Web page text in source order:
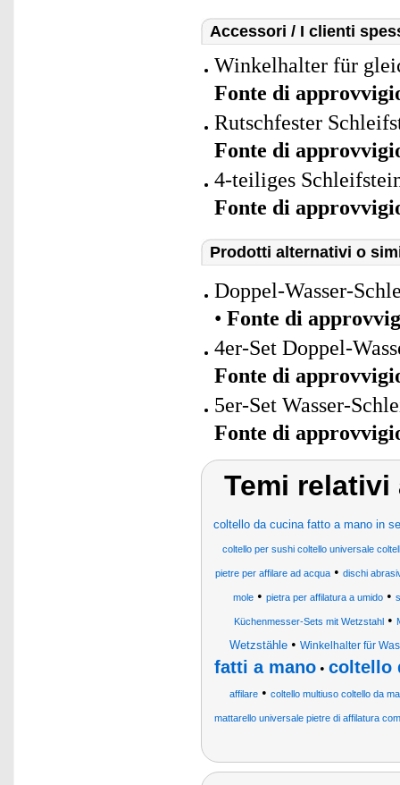
Accessori / I clienti
Winkelhalter für
Fonte di
Rutschfester
Fonte di
4-teiliges
Fonte di
Prodotti alternativi o
Doppel-Wasser-
• Fonte di
4er-Set Doppel-
Fonte di
5er-Set Wasser-
Fonte di
Temi
coltello da cucina fatto a mano in
coltello per sushi coltello universale
pietre per affilare ad acqua • dischi
mole• pietra per affilatura a umido•
Küchenmesser-Sets mit Wetzstahl •
Wetzstähle • Winkelhalter für
fatti a mano • coltello
affilare• coltello multiuso coltello da
mattarello universale pietre di affilatura